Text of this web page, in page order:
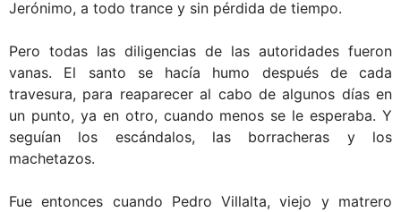
Jerónimo, a todo trance y sin pérdida de tiempo.
Pero todas las diligencias de las autoridades fueron
vanas. El santo se hacía humo después de cada
travesura, para reaparecer al cabo de algunos días en
un punto, ya en otro, cuando menos se le esperaba. Y
seguían los escándalos, las borracheras y los
machetazos.
Fue entonces cuando Pedro Villalta, viejo y matrero